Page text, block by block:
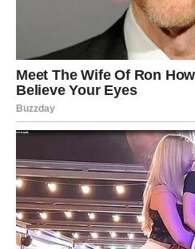
produbljuje. Ako je zasnovana
sudbina vam daje snagu da
Ako ste slobodni
Slobodni Strelčevi ulaze u
koji dolazi kroz put,
neočekivano okruženje. Ovo je
širi vidike i ne pokušava da vas
Moguće je i javljanje osobe iz
pitanjem: